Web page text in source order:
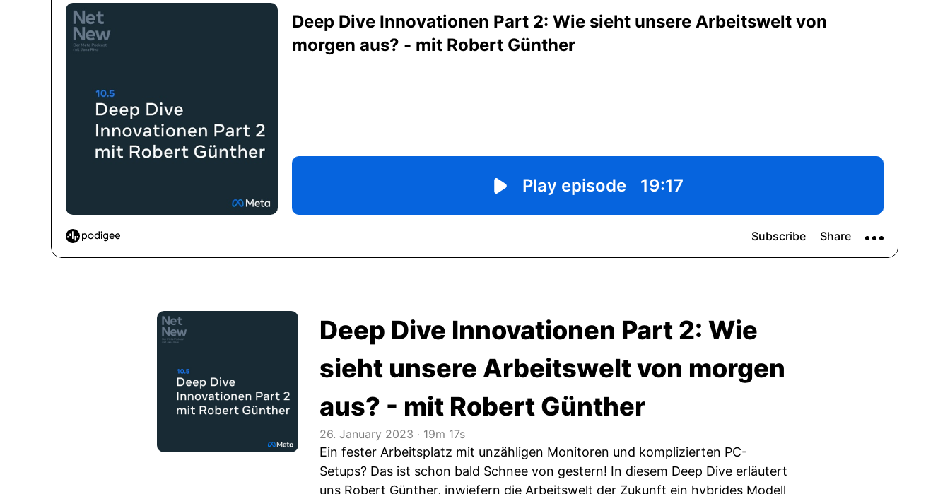
Deep Dive Innovationen Part 2: Wie
sieht unsere Arbeitswelt von morgen
aus? - mit Robert Günther
26. January 2023 ‧ 19m 17s
Ein fester Arbeitsplatz mit unzähligen Monitoren und komplizierten PC-
Setups? Das ist schon bald Schnee von gestern! In diesem Deep Dive erläutert
uns Robert Günther, inwiefern die Arbeitswelt der Zukunft ein hybrides Modell